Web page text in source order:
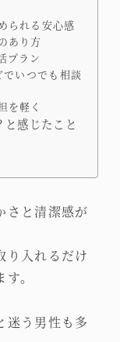
られる安心感
あり方
プラン
いつでも相談
を軽く
感じたこと
さと清潔感が
り入れるだけ
。
迷う男性も多